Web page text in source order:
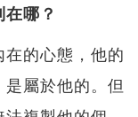
哪？
的心態，他的
屬於他的。但